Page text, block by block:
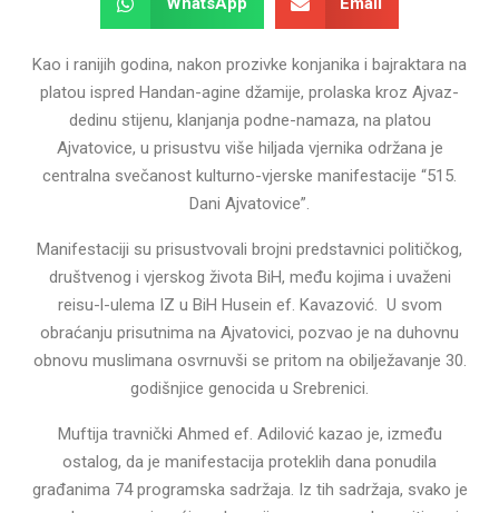
Kao i ranijih godina, nakon prozivke konjanika i bajraktara na
platou ispred Handan-agine džamije, prolaska kroz Ajvaz-
dedinu stijenu, klanjanja podne-namaza, na platou
Ajvatovice, u prisustvu više hiljada vjernika održana je
centralna svečanost kulturno-vjerske manifestacije “515.
Dani Ajvatovice”.
Manifestaciji su prisustvovali brojni predstavnici političkog,
društvenog i vjerskog života BiH, među kojima i uvaženi
reisu-l-ulema IZ u BiH Husein ef. Kavazović. U svom
obraćanju prisutnima na Ajvatovici, pozvao je na duhovnu
obnovu muslimana osvrnuvši se pritom na obilježavanje 30.
godišnjice genocida u Srebrenici.
Muftija travnički Ahmed ef. Adilović kazao je, između
ostalog, da je manifestacija proteklih dana ponudila
građanima 74 programska sadržaja. Iz tih sadržaja, svako je